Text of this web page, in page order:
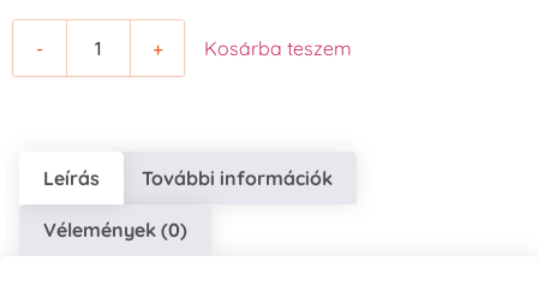
- + Kosárba teszem
Leírás További információk
Vélemények (0)